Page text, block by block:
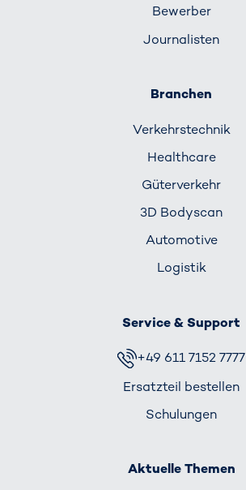
Bewerber
Journalisten
Branchen
Verkehrs­technik
Healthcare
Güterverkehr
3D Bodyscan
Automotive
Logistik
Service & Support
+49 611 7152 7777
Ersatzteil bestellen
Schulungen
Aktuelle Themen